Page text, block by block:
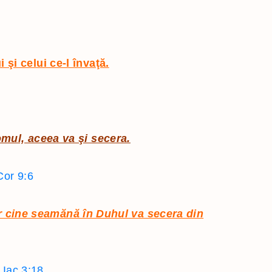
şi celui ce-l învaţă.
aceea va şi secera.
9:6
seamănă în Duhul va secera din